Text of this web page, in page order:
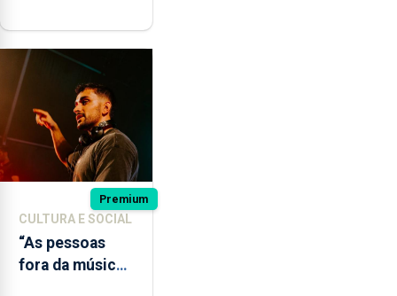
Premium
CULTURA E SOCIAL
“As pessoas
fora da música